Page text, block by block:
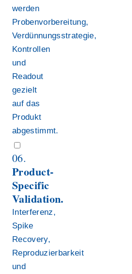
werden
Probenvorbereitung,
Verdünnungsstrategie,
Kontrollen
und
Readout
gezielt
auf das
Produkt
abgestimmt.
06.
Product-
Specific
Validation.
Interferenz,
Spike
Recovery,
Reproduzierbarkeit
und